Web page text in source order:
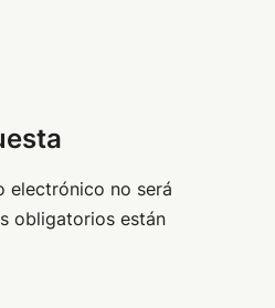
electrónico no será
obligatorios están